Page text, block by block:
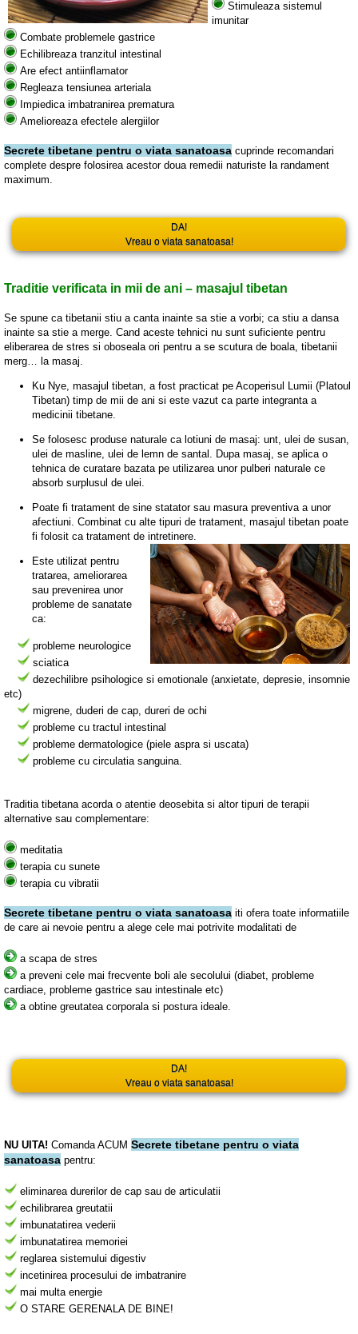
Stimuleaza sistemul
imunitar
Combate problemele gastrice
Echilibreaza tranzitul intestinal
Are efect antiinflamator
Regleaza tensiunea arteriala
Impiedica imbatranirea prematura
Amelioreaza efectele alergiilor
Secrete tibetane pentru o viata sanatoasa cuprinde recomandari
complete despre folosirea acestor doua remedii naturiste la randament
maximum.
DA!
Vreau o viata sanatoasa!
Traditie verificata in mii de ani – masajul tibetan
Se spune ca tibetanii stiu a canta inainte sa stie a vorbi; ca stiu a dansa
inainte sa stie a merge. Cand aceste tehnici nu sunt suficiente pentru
eliberarea de stres si oboseala ori pentru a se scutura de boala, tibetanii
merg… la masaj.
Ku Nye, masajul tibetan, a fost practicat pe Acoperisul Lumii (Platoul
Tibetan) timp de mii de ani si este vazut ca parte integranta a
medicinii tibetane.
Se folosesc produse naturale ca lotiuni de masaj: unt, ulei de susan,
ulei de masline, ulei de lemn de santal. Dupa masaj, se aplica o
tehnica de curatare bazata pe utilizarea unor pulberi naturale ce
absorb surplusul de ulei.
Poate fi tratament de sine statator sau masura preventiva a unor
afectiuni. Combinat cu alte tipuri de tratament, masajul tibetan poate
fi folosit ca tratament de intretinere.
Este utilizat pentru
tratarea, ameliorarea
sau prevenirea unor
probleme de sanatate
ca:
probleme neurologice
sciatica
dezechilibre psihologice si emotionale (anxietate, depresie, insomnie
etc)
migrene, duderi de cap, dureri de ochi
probleme cu tractul intestinal
probleme dermatologice (piele aspra si uscata)
probleme cu circulatia sanguina.
Traditia tibetana acorda o atentie deosebita si altor tipuri de terapii
alternative sau complementare:
meditatia
terapia cu sunete
terapia cu vibratii
Secrete tibetane pentru o viata sanatoasa iti ofera toate informatiile
de care ai nevoie pentru a alege cele mai potrivite modalitati de
a scapa de stres
a preveni cele mai frecvente boli ale secolului (diabet, probleme
cardiace, probleme gastrice sau intestinale etc)
a obtine greutatea corporala si postura ideale.
DA!
Vreau o viata sanatoasa!
NU UITA! Comanda ACUM Secrete tibetane pentru o viata
sanatoasa pentru:
eliminarea durerilor de cap sau de articulatii
echilibrarea greutatii
imbunatatirea vederii
imbunatatirea memoriei
reglarea sistemului digestiv
incetinirea procesului de imbatranire
mai multa energie
O STARE GERENALA DE BINE!